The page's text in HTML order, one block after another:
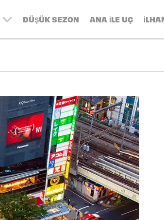
DÜŞÜK SEZON ANA ILE UÇ